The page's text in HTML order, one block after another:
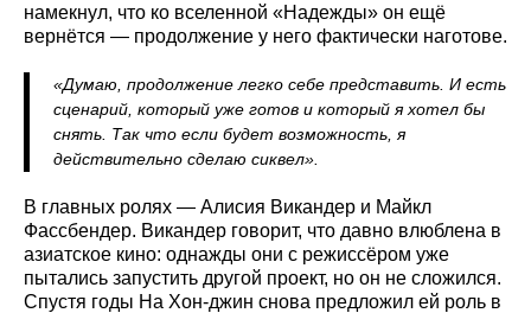
намекнул, что ко вселенной «Надежды» он ещё
вернётся — продолжение у него фактически наготове.
«Думаю, продолжение легко себе представить. И есть
сценарий, который уже готов и который я хотел бы
снять. Так что если будет возможность, я
действительно сделаю сиквел».
В главных ролях — Алисия Викандер и Майкл
Фассбендер. Викандер говорит, что давно влюблена в
азиатское кино: однажды они с режиссёром уже
пытались запустить другой проект, но он не сложился.
Спустя годы На Хон-джин снова предложил ей роль в